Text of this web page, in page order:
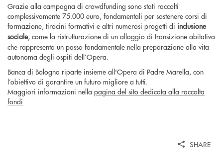
Grazie alla campagna di crowdfunding sono stati raccolti
complessivamente 75.000 euro, fondamentali per sostenere corsi di
formazione, tirocini formativi e altri numerosi progetti di inclusione
sociale, come la ristrutturazione di un alloggio di transizione abitativa
che rappresenta un passo fondamentale nella preparazione alla vita
autonoma degli ospiti dell’Opera.
Banca di Bologna riparte insieme all'Opera di Padre Marella, con
l’obiettivo di garantire un futuro migliore a tutti.
Maggiori informazioni nella pagina del sito dedicata alla raccolta
fondi
SHARE